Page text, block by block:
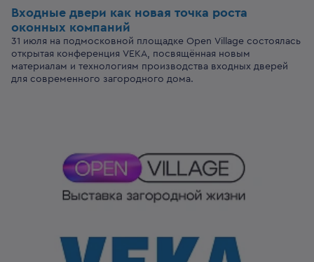
Входные двери как новая точка роста
оконных компаний
31 июля на подмосковной площадке Open Village состоялась
открытая конференция VEKA, посвящённая новым
материалам и технологиям производства входных дверей
для современного загородного дома.